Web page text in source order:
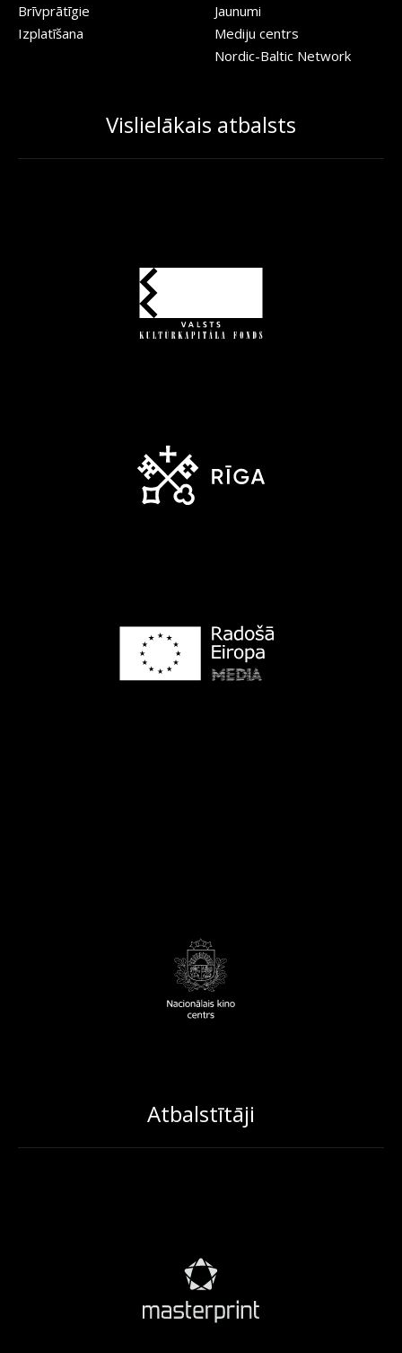
Brīvprātīgie
Izplatīšana
Jaunumi
Mediju centrs
Nordic-Baltic Network
Vislielākais atbalsts
Atbalstītāji